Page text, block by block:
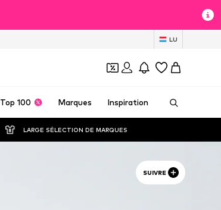
LU
Top 100 Marques Inspiration
LARGE SÉLECTION DE MARQUES
SUIVRE